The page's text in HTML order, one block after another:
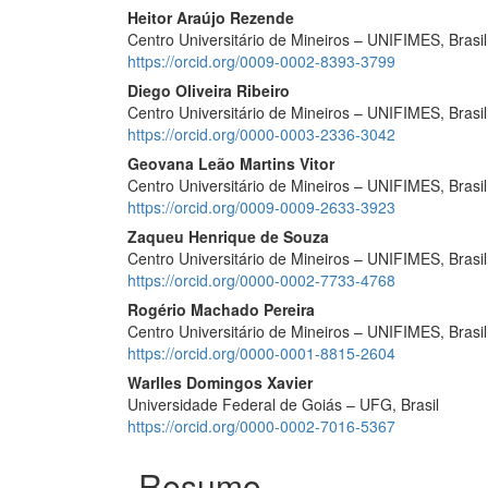
Conteúdo
do
artigo
principal
Heitor Araújo Rezende
Centro Universitário de Mineiros – UNIFIMES, Brasil
https://orcid.org/0009-0002-8393-3799
Diego Oliveira Ribeiro
Centro Universitário de Mineiros – UNIFIMES, Brasil
https://orcid.org/0000-0003-2336-3042
Geovana Leão Martins Vitor
Centro Universitário de Mineiros – UNIFIMES, Brasil
https://orcid.org/0009-0009-2633-3923
Zaqueu Henrique de Souza
Centro Universitário de Mineiros – UNIFIMES, Brasil
https://orcid.org/0000-0002-7733-4768
Rogério Machado Pereira
Centro Universitário de Mineiros – UNIFIMES, Brasil
https://orcid.org/0000-0001-8815-2604
Warlles Domingos Xavier
Universidade Federal de Goiás – UFG, Brasil
https://orcid.org/0000-0002-7016-5367